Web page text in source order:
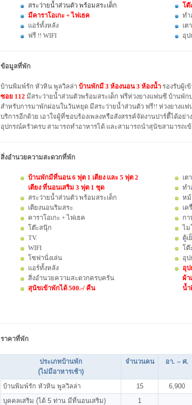
สระว่ายน้ำส่วนตัว พร้อมสระเด็ก
มีคาราโอเกะ + ไฟเธค
แอร์ทั้งหลัง
ฟรี !! WIFI
โต๊
ทำ
เต
อุ
ข้อมูลที่พัก
บ้านพิมพ์รัก หัวหิน พูลวิลล่า บ้านพักมี 3 ห้องนอน 3 ห้องน้ำ รองรับผู้เ
ซอย 112 มีสระว่ายน้ำส่วนตัวพร้อมสระเด็ก ฟรีห่วงยางแฟนซี บ้านพัก
สำหรับการมาพักผ่อนในวันหยุด มีสระว่ายน้ำส่วนตัว ฟรี!! ห่วงยางแฟ
บริการอีกด้วย เอาใจผู้ที่ชอบร้องเพลงหรือสังสรรค์จัดงานปาร์ตี้ได้อย่า
อุปกรณ์ครัวครบ สามารถทำอาหารได้ และสามารถนำสุนัขสามารถเ
สิ่งอำนวยความสะดวกที่พัก
บ้านพักมีที่นอน 6 ฟุต 1 เตียง และ 5 ฟุต 2
เตียง ที่นอนเสริม 3 ฟุต 1 ชุด
สระว่ายน้ำส่วนตัว พร้อมสระเด็ก
เตียงนอนริมสระ
คาราโอเกะ + ไฟเธค
โต๊ะสนุ๊ก
TV.
WIFI
โซฟานั่งเล่น
แอร์ทั้งหลัง
สิ่งอำนวยความสะดวกครบครัน
สุนัขเข้าพักได้ 500.-/ คืน
เต
ทำ
หม้
เค
กา
ไม
ตู้เ
โต๊
อุ
อุป
ผ้า
น้ำ
ราคาที่พัก
ประเภทบ้านพัก
(ไม่มีอาหารเช้า)
จำนวนคน อา. – ศ.
บ้านพิมพ์รัก หัวหิน พูลวิลล่า 15 6,900
บุคคลเสริม (ได้ 5 ท่าน มีที่นอนเสริม)
1